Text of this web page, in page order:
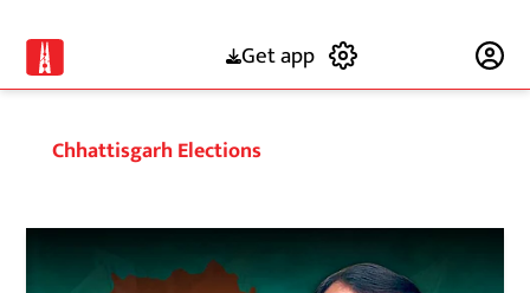
Get app
Chhattisgarh Elections